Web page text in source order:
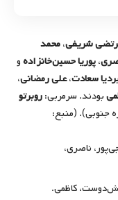
شریفی،محمد
،پوریا حسین‌خانزادهو
سعادت،علی رمضانی،
بودند. سرمربی:روبرتو
جنوبی). (منبع:
ناصری،
کاظمی.